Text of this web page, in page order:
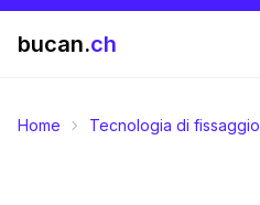
bucan.ch
Home Tecnologia di fissaggio